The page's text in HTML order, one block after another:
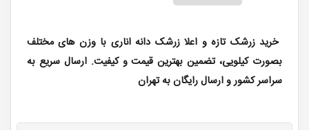
خرید زرشک تازه و اعلا زرشک دانه اناری با وزن های مختلف
بصورت کیلویی، تضمین بهترین قیمت و کیفیت. ارسال سریع به
سراسر کشور و ارسال رایگان به تهران